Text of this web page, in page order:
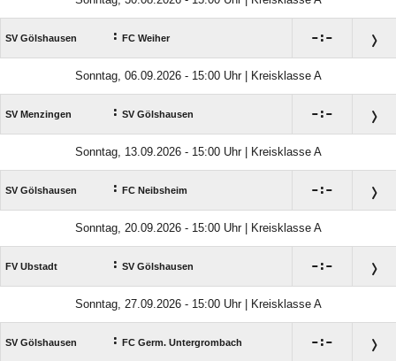
SV Gölshausen : FC Weiher :
Sonntag, 06.09.2026 - 15:00 Uhr | Kreisklasse A
SV Menzingen : SV Gölshausen :
Sonntag, 13.09.2026 - 15:00 Uhr | Kreisklasse A
SV Gölshausen : FC Neibsheim :
Sonntag, 20.09.2026 - 15:00 Uhr | Kreisklasse A
FV Ubstadt : SV Gölshausen :
Sonntag, 27.09.2026 - 15:00 Uhr | Kreisklasse A
SV Gölshausen : FC Germ. Untergrombach :